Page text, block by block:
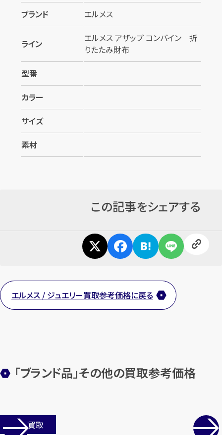
カンタン無料
1
ブランド
エルメス
ライン
エルメス アザップ コンバイン 折
りたたみ財布
型番
カラー
サイズ
素材
この記事をシェアする
エルメス / ジュエリー買取参考価格に戻る
「ブランド品」その他の買取参考価格
店舗買取